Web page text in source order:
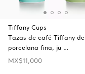
Tiffany Cups
Tazas de café Tiffany de
porcelana fina, ju …
MX$11,000